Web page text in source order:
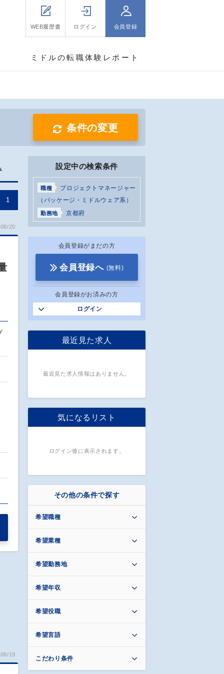
WEB履歴書 ログイン 会員登録
ミドルの転職体験レポート
条件の変更
1
20
19
設定中の検索条件
職種
プロジェクトマネージャー
（パッケージ・ミドルウェア系）
勤務地 京都府
会員登録がまだの方
会員登録へ (無料)
会員登録がお済みの方
ログイン
最近見た求人
最近見た求人情報はありません。
気になるリスト
ログイン後に表示されます。
その他の条件で探す
希望職種
希望業種
希望勤務地
希望年収
希望役職
希望言語
こだわり条件